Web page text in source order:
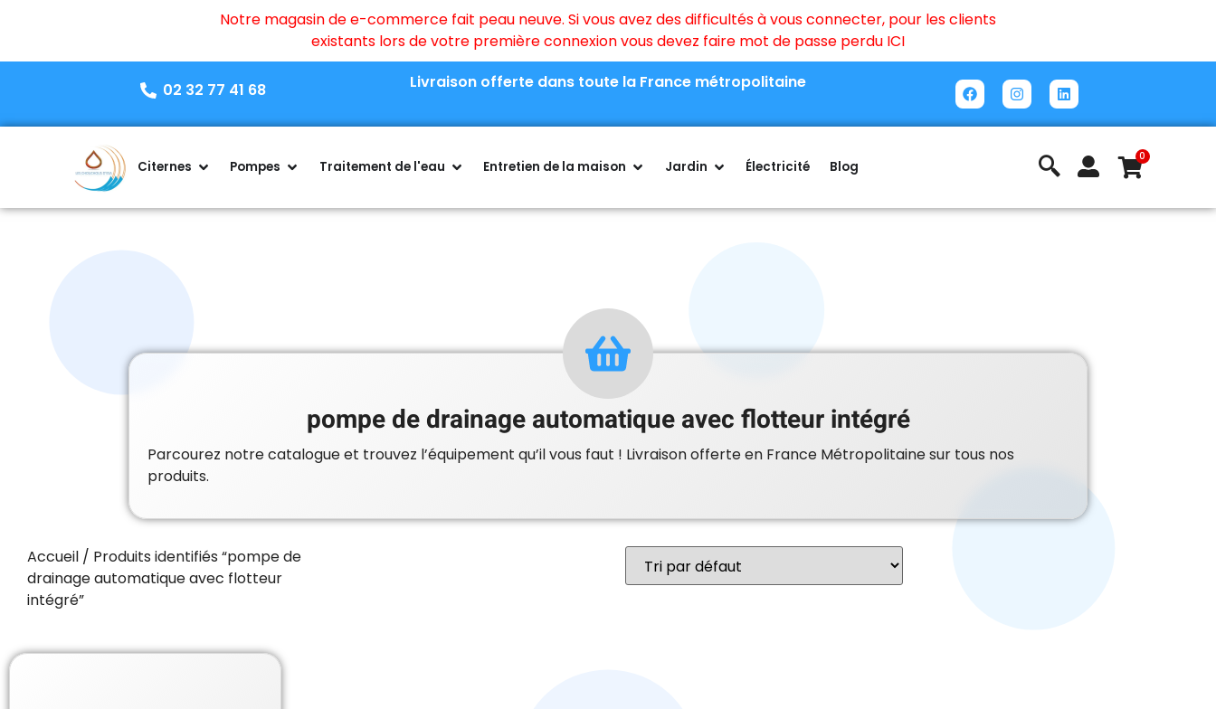
Notre magasin de e-commerce fait peau neuve. Si vous avez des difficultés à vous connecter, pour les clients
existants lors de votre première connexion vous devez faire mot de passe perdu ICI
02 32 77 41 68 Livraison offerte dans toute la France métropolitaine
Citernes Pompes Traitement de l'eau Entretien de la maison Jardin Électricité Blog
0
pompe de drainage automatique avec flotteur intégré
Parcourez notre catalogue et trouvez l’équipement qu’il vous faut ! Livraison offerte en France Métropolitaine sur tous nos
produits.
Accueil / Produits identifiés “pompe de
drainage automatique avec flotteur
intégré”